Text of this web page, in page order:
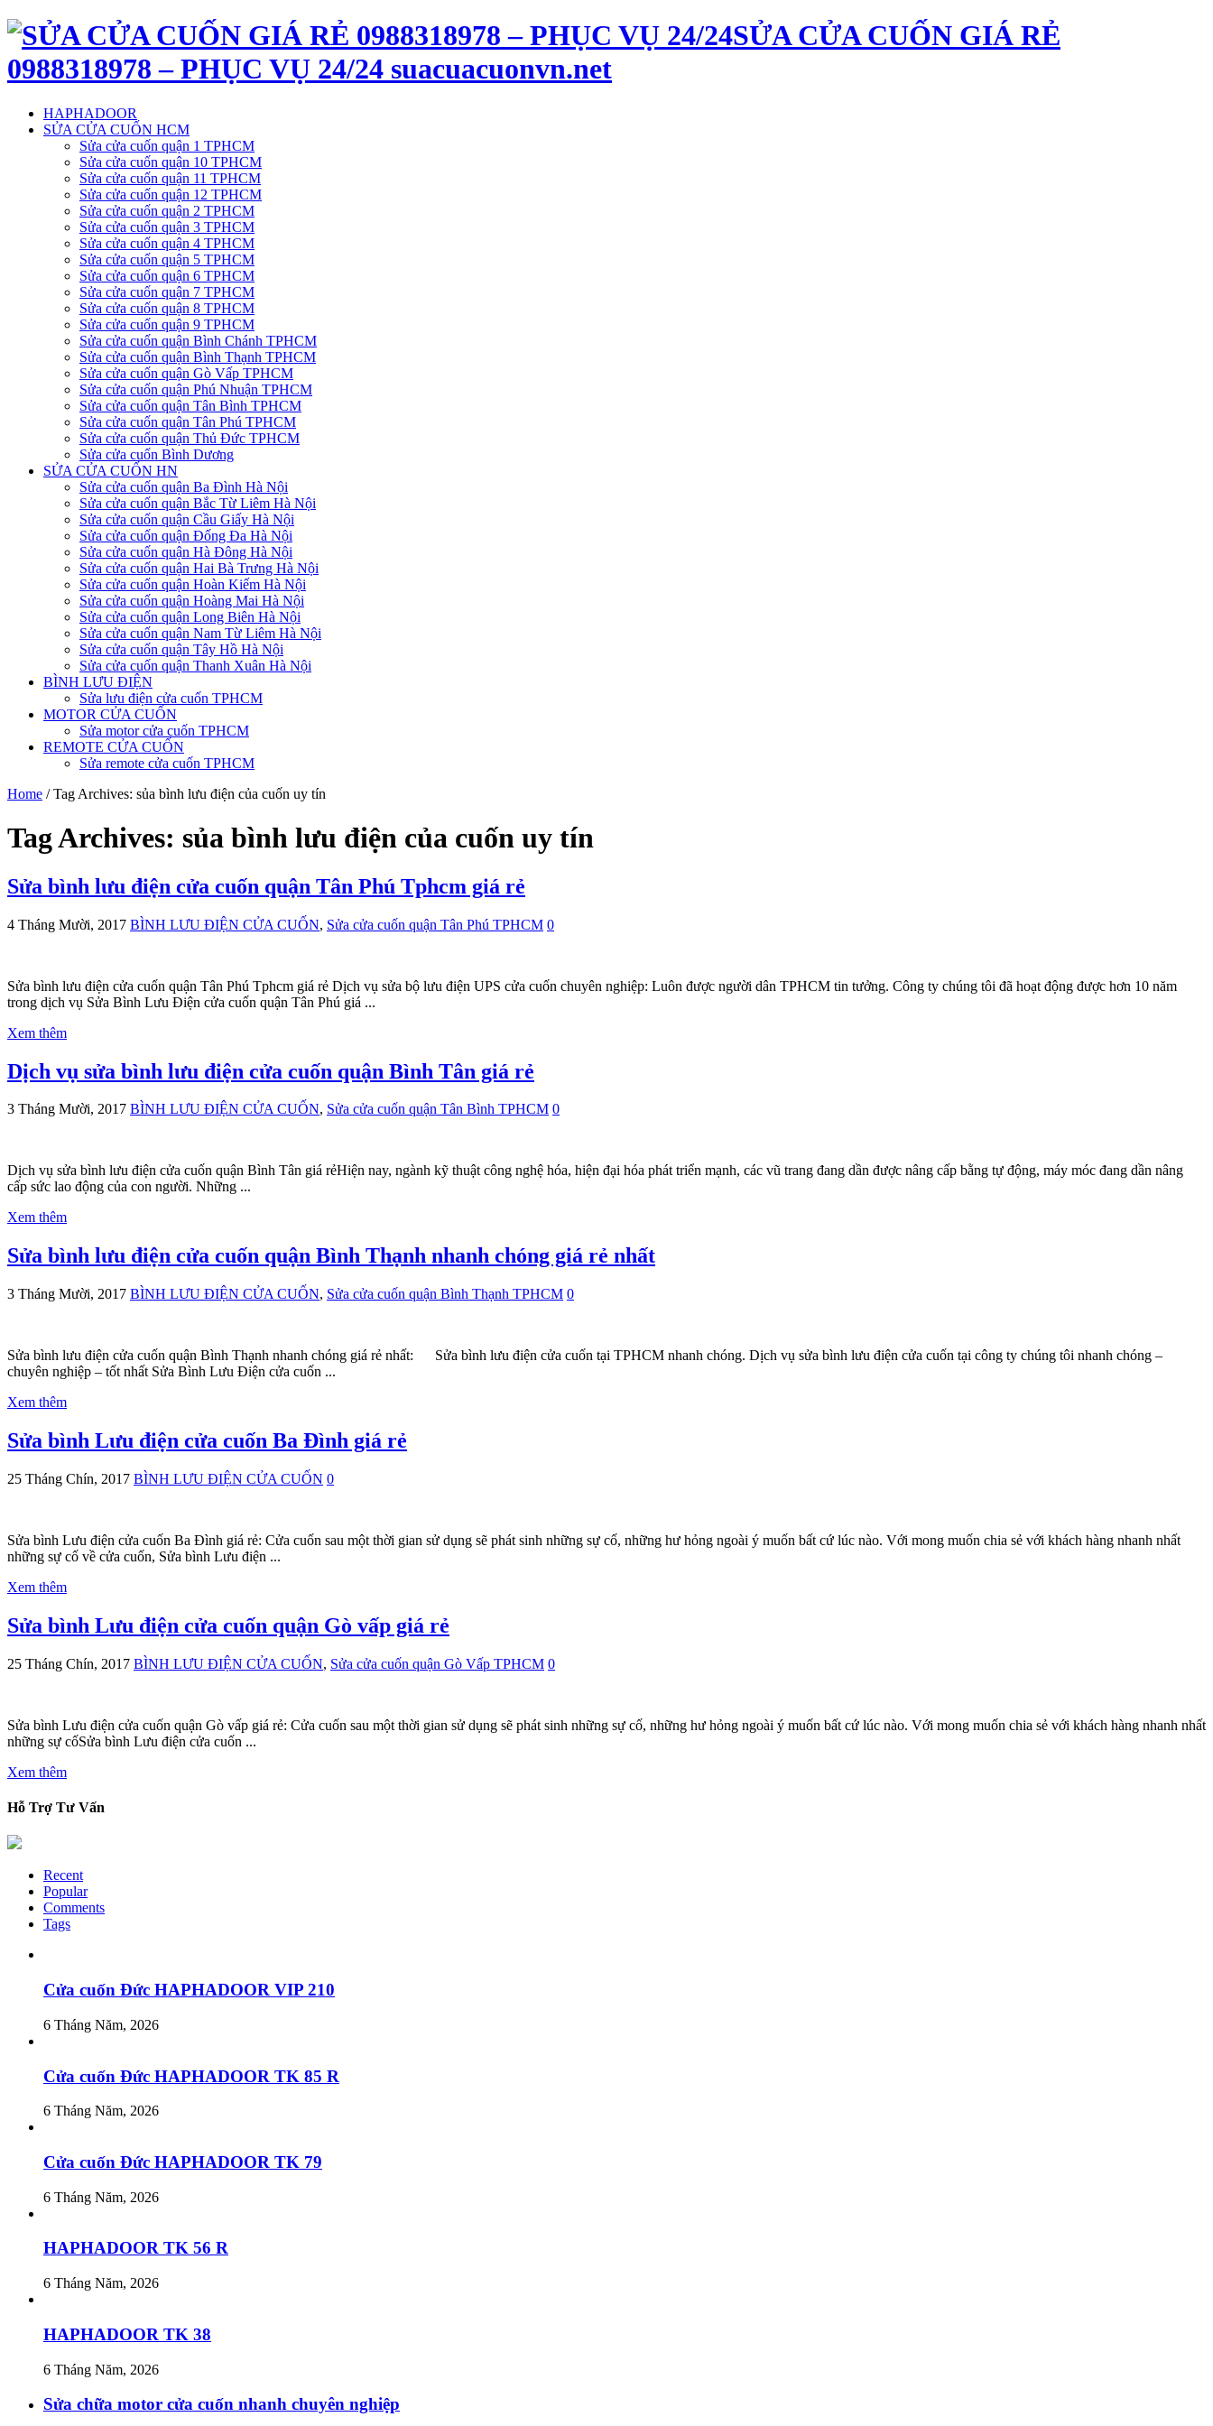
SỬA CỬA CUỐN GIÁ RẺ
0988318978 – PHỤC VỤ 24/24 suacuacuonvn.net
HAPHADOOR
SỬA CỬA CUỐN HCM
Sửa cửa cuốn quận 1 TPHCM
Sửa cửa cuốn quận 10 TPHCM
Sửa cửa cuốn quận 11 TPHCM
Sửa cửa cuốn quận 12 TPHCM
Sửa cửa cuốn quận 2 TPHCM
Sửa cửa cuốn quận 3 TPHCM
Sửa cửa cuốn quận 4 TPHCM
Sửa cửa cuốn quận 5 TPHCM
Sửa cửa cuốn quận 6 TPHCM
Sửa cửa cuốn quận 7 TPHCM
Sửa cửa cuốn quận 8 TPHCM
Sửa cửa cuốn quận 9 TPHCM
Sửa cửa cuốn quận Bình Chánh TPHCM
Sửa cửa cuốn quận Bình Thạnh TPHCM
Sửa cửa cuốn quận Gò Vấp TPHCM
Sửa cửa cuốn quận Phú Nhuận TPHCM
Sửa cửa cuốn quận Tân Bình TPHCM
Sửa cửa cuốn quận Tân Phú TPHCM
Sửa cửa cuốn quận Thủ Đức TPHCM
Sửa cửa cuốn Bình Dương
SỬA CỬA CUỐN HN
Sửa cửa cuốn quận Ba Đình Hà Nội
Sửa cửa cuốn quận Bắc Từ Liêm Hà Nội
Sửa cửa cuốn quận Cầu Giấy Hà Nội
Sửa cửa cuốn quận Đống Đa Hà Nội
Sửa cửa cuốn quận Hà Đông Hà Nội
Sửa cửa cuốn quận Hai Bà Trưng Hà Nội
Sửa cửa cuốn quận Hoàn Kiếm Hà Nội
Sửa cửa cuốn quận Hoàng Mai Hà Nội
Sửa cửa cuốn quận Long Biên Hà Nội
Sửa cửa cuốn quận Nam Từ Liêm Hà Nội
Sửa cửa cuốn quận Tây Hồ Hà Nội
Sửa cửa cuốn quận Thanh Xuân Hà Nội
BÌNH LƯU ĐIỆN
Sửa lưu điện cửa cuốn TPHCM
MOTOR CỬA CUỐN
Sửa motor cửa cuốn TPHCM
REMOTE CỬA CUỐN
Sửa remote cửa cuốn TPHCM
Home / Tag Archives: sủa bình lưu điện của cuốn uy tín
Tag Archives: sủa bình lưu điện của cuốn uy tín
Sửa bình lưu điện cửa cuốn quận Tân Phú Tphcm giá rẻ
4 Tháng Mười, 2017 BÌNH LƯU ĐIỆN CỬA CUỐN, Sửa cửa cuốn quận Tân Phú TPHCM 0
Sửa bình lưu điện cửa cuốn quận Tân Phú Tphcm giá rẻ Dịch vụ sửa bộ lưu điện UPS cửa cuốn chuyên nghiệp: Luôn được người dân TPHCM tin tưởng. Công ty chúng tôi đã hoạt động được hơn 10 năm
trong dịch vụ Sửa Bình Lưu Điện cửa cuốn quận Tân Phú giá ...
Xem thêm
Dịch vụ sửa bình lưu điện cửa cuốn quận Bình Tân giá rẻ
3 Tháng Mười, 2017 BÌNH LƯU ĐIỆN CỬA CUỐN, Sửa cửa cuốn quận Tân Bình TPHCM 0
Dịch vụ sửa bình lưu điện cửa cuốn quận Bình Tân giá rẻHiện nay, ngành kỹ thuật công nghệ hóa, hiện đại hóa phát triển mạnh, các vũ trang đang dần được nâng cấp bằng tự động, máy móc đang dần nâng
cấp sức lao động của con người. Những ...
Xem thêm
Sửa bình lưu điện cửa cuốn quận Bình Thạnh nhanh chóng giá rẻ nhất
3 Tháng Mười, 2017 BÌNH LƯU ĐIỆN CỬA CUỐN, Sửa cửa cuốn quận Bình Thạnh TPHCM 0
Sửa bình lưu điện cửa cuốn quận Bình Thạnh nhanh chóng giá rẻ nhất: Sửa bình lưu điện cửa cuốn tại TPHCM nhanh chóng. Dịch vụ sửa bình lưu điện cửa cuốn tại công ty chúng tôi nhanh chóng –
chuyên nghiệp – tốt nhất Sửa Bình Lưu Điện cửa cuốn ...
Xem thêm
Sửa bình Lưu điện cửa cuốn Ba Đình giá rẻ
25 Tháng Chín, 2017 BÌNH LƯU ĐIỆN CỬA CUỐN 0
Sửa bình Lưu điện cửa cuốn Ba Đình giá rẻ: Cửa cuốn sau một thời gian sử dụng sẽ phát sinh những sự cố, những hư hỏng ngoài ý muốn bất cứ lúc nào. Với mong muốn chia sẻ với khách hàng nhanh nhất
những sự cố về cửa cuốn, Sửa bình Lưu điện ...
Xem thêm
Sửa bình Lưu điện cửa cuốn quận Gò vấp giá rẻ
25 Tháng Chín, 2017 BÌNH LƯU ĐIỆN CỬA CUỐN, Sửa cửa cuốn quận Gò Vấp TPHCM 0
Sửa bình Lưu điện cửa cuốn quận Gò vấp giá rẻ: Cửa cuốn sau một thời gian sử dụng sẽ phát sinh những sự cố, những hư hỏng ngoài ý muốn bất cứ lúc nào. Với mong muốn chia sẻ với khách hàng nhanh nhất
những sự cốSửa bình Lưu điện cửa cuốn ...
Xem thêm
Hỗ Trợ Tư Vấn
Recent
Popular
Comments
Tags
Cửa cuốn Đức HAPHADOOR VIP 210
6 Tháng Năm, 2026
Cửa cuốn Đức HAPHADOOR TK 85 R
6 Tháng Năm, 2026
Cửa cuốn Đức HAPHADOOR TK 79
6 Tháng Năm, 2026
HAPHADOOR TK 56 R
6 Tháng Năm, 2026
HAPHADOOR TK 38
6 Tháng Năm, 2026
Sửa chữa motor cửa cuốn nhanh chuyên nghiệp